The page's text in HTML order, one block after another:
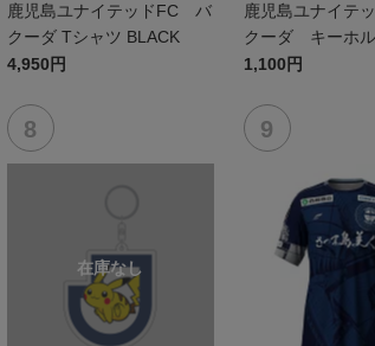
鹿児島ユナイテッドFC バ
クーダ Tシャツ BLACK
4,950円
鹿児島ユナイテ
クーダ キーホ
1,100円